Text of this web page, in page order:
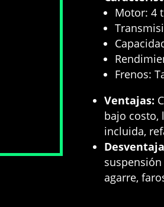
Motor: 4
Frenos:
Ventajas:
bajo costo,
incluida,
agarre,